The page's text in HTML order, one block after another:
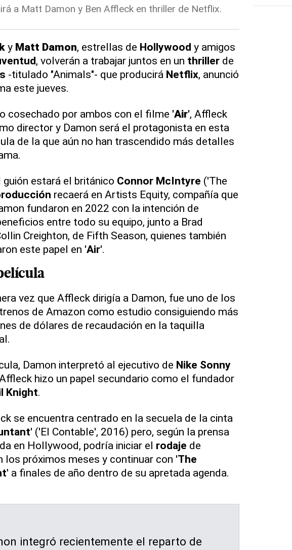
a Matt Damon y Ben Affleck en thriller de Netflix.
y Matt Damon, estrellas de Hollywood y amigos
, volverán a trabajar juntos en un thrillerde
-titulado "Animals"- que producirá Netflix, anunció
este jueves.
cosechado por ambos con el filme 'Air', Affleck
director y Damon será el protagonista en esta
de la que aún no han trascendido más detalles
estará el británico Connor McIntyre ('The
recaerá en Artists Equity, compañía que
fundaron en 2022 con la intención de
entre todo su equipo, junto a Brad
Creighton, de Fifth Season, quienes también
este papel en 'Air'.
vez que Affleck dirigía a Damon, fue uno de los
de Amazon como estudio consiguiendo más
de dólares de recaudación en la taquilla
Damon interpretó al ejecutivo de Nike Sonny
hizo un papel secundario como el fundador
Knight.
se encuentra centrado en la secuela de la cinta
' ('El Contable', 2016) pero, según la prensa
en Hollywood, podría iniciar el rodaje de
los próximos meses y continuar con 'The
' a finales de año dentro de su apretada agenda.
integró recientemente el reparto de